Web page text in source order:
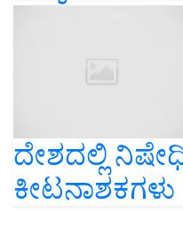
ದೇಶದಲ್ಲಿ
ಕೀಟನಾಶಕಗಳು